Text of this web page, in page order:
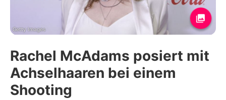
Familie & Liebe
Promiflash Exklusiv
Alle Themen auf Promiflash
Getty Images
Rachel McAdams posiert mit
Achselhaaren bei einem
Shooting